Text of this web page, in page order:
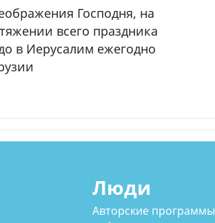
Господня, на
всего праздника
в Иерусалим ежегодно
Люди
Авторские программы